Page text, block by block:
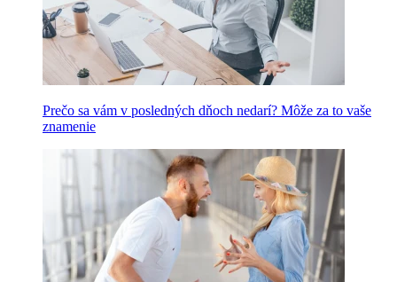
Prečo sa vám v posledných dňoch nedarí? Môže za to vaše
znamenie